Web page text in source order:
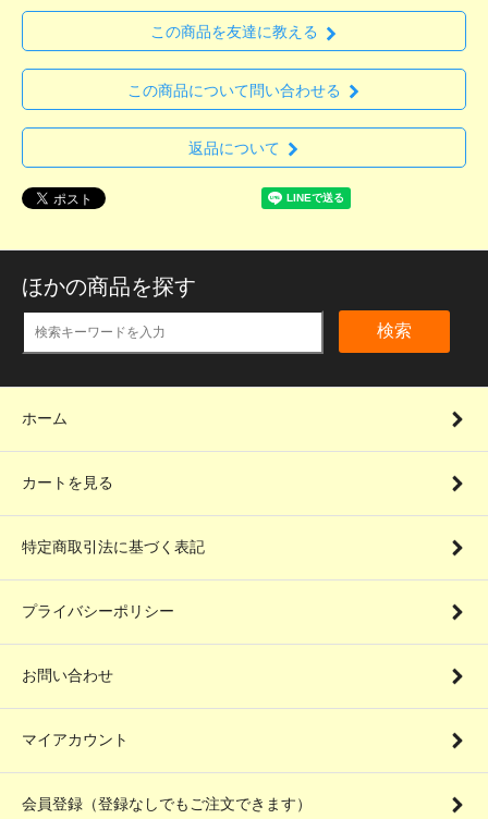
この商品を友達に教える
この商品について問い合わせる
返品について
ほかの商品を探す
検索
ホーム
カートを見る
特定商取引法に基づく表記
プライバシーポリシー
お問い合わせ
マイアカウント
会員登録（登録なしでもご注文できます）